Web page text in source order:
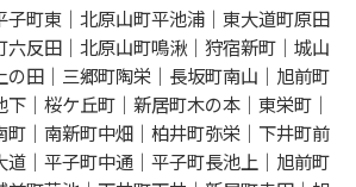
子町東｜北原山町平池浦｜東大道町原田
六反田｜北原山町鳴湫｜狩宿新町｜城山
の田｜三郷町陶栄｜長坂町南山｜旭前町
｜桜ケ丘町｜新居町木の本｜東栄町｜
町｜南新町中畑｜柏井町弥栄｜下井町前
道｜平子町中通｜平子町長池上｜旭前町